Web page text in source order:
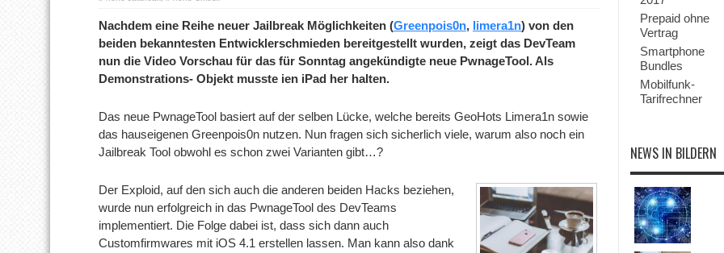
Video
vom
neuen
Nachdem eine Reihe neuer Jailbreak Möglichkeiten (Greenpois0n, limera1n) von den
beiden bekanntesten Entwicklerschmieden bereitgestellt wurden, zeigt das DevTeam
nun die Video Vorschau für das für Sonntag angekündigte neue PwnageTool. Als
Demonstrations- Objekt musste ien iPad her halten.
Das neue PwnageTool basiert auf der selben Lücke, welche bereits GeoHots Limera1n sowie
das hauseigenen Greenpois0n nutzen. Nun fragen sich sicherlich viele, warum also noch ein
Jailbreak Tool obwohl es schon zwei Varianten gibt…?
Der Exploid, auf den sich auch die anderen beiden Hacks beziehen,
wurde nun erfolgreich in das PwnageTool des DevTeams
implementiert. Die Folge dabei ist, dass sich dann auch
Customfirmwares mit iOS 4.1 erstellen lassen. Man kann also dank
Prepaid ohne
Vertrag
Smartphone
Bundles
Mobilfunk-
Tarifrechner
NEWS IN BILDERN